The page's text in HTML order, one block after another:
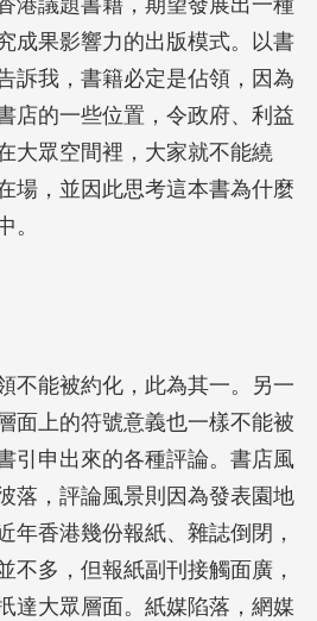
港議題書藉，期望發展出一種
成果影響力的出版模式。以書
訴我，書籍必定是佔領，因為
店的一些位置，令政府、利益
大眾空間裡，大家就不能繞
場，並因此思考這本書為什麼
。
不能被約化，此為其一。另一
面上的符號意義也一樣不能被
引申出來的各種評論。書店風
落，評論風景則因為發表園地
年香港幾份報紙、雜誌倒閉，
不多，但報紙副刊接觸面廣，
達大眾層面。紙媒陷落，網媒